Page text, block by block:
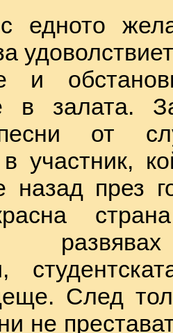
едното
и
в залата.
от
участник,
назад през
След
не